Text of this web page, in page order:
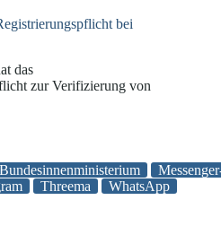
bei
das
zur Verifizierung von
Bundesinnenministerium
Threema WhatsApp